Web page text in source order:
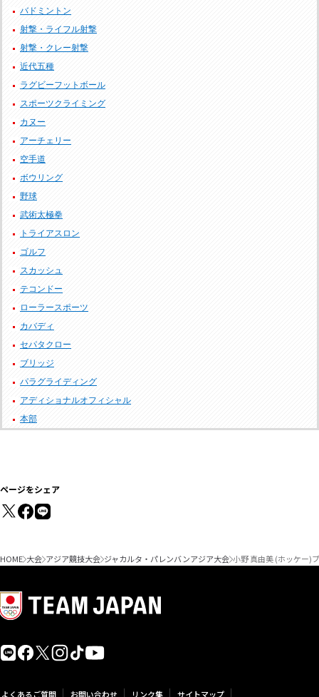
バドミントン
射撃・ライフル射撃
射撃・クレー射撃
近代五種
ラグビーフットボール
スポーツクライミング
カヌー
アーチェリー
空手道
ボウリング
野球
武術太極拳
トライアスロン
ゴルフ
スカッシュ
テコンドー
ローラースポーツ
カバディ
セパタクロー
ブリッジ
パラグライディング
アディショナルオフィシャル
本部
ページをシェア
HOME 大会 アジア競技大会 ジャカルタ・パレンバンアジア大会 小野 真由美 (ホッケー)
よくあるご質問 お問い合わせ リンク集 サイトマップ